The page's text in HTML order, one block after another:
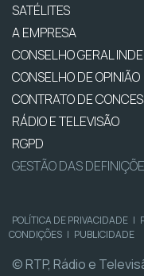
SATÉLITES
A EMPRESA
CONSELHO GERAL
CONSELHO DE OPINIÃO
CONTRATO DE
RÁDIO E TELEVISÃO
RGPD
GESTÃO DAS
POLÍTICA DE PRIVACIDADE |
CONDIÇÕES | PUBLICIDADE
© RTP, Rádio e